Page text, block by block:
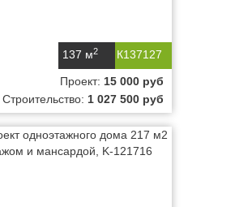
К137127
137 м2
Проект: 15 000 руб
Строительство: 1 027 500 руб